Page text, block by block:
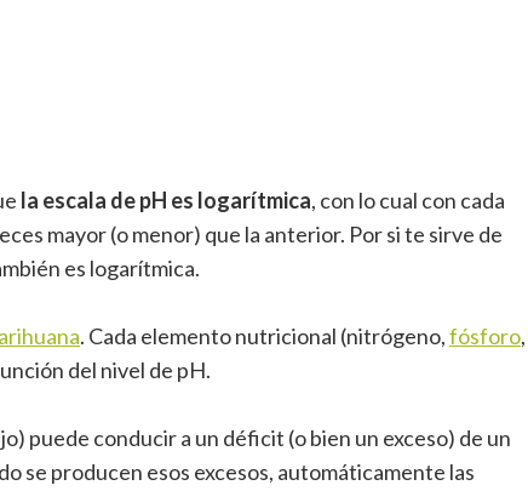
la escala de pH es logarítmica, con lo cual con cada
mayor (o menor) que la anterior. Por si te sirve de
es logarítmica.
. Cada elemento nutricional (nitrógeno,fósforo,
del nivel de pH.
puede conducir a un déficit (o bien un exceso) de un
se producen esos excesos, automáticamente las